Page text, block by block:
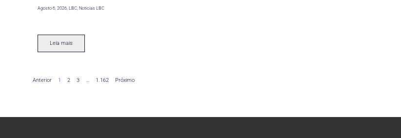
Agosto 6, 2026 ,LBC Noticias LBC
Leia mais
Anterior 1 2 3 … 1.162 Próximo